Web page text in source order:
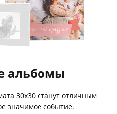
альбомы
30х30 станут отличным
значимое событие.